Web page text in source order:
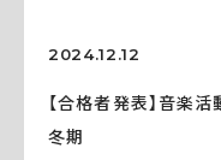
2024.12.12
【合格者発表】音楽
冬期